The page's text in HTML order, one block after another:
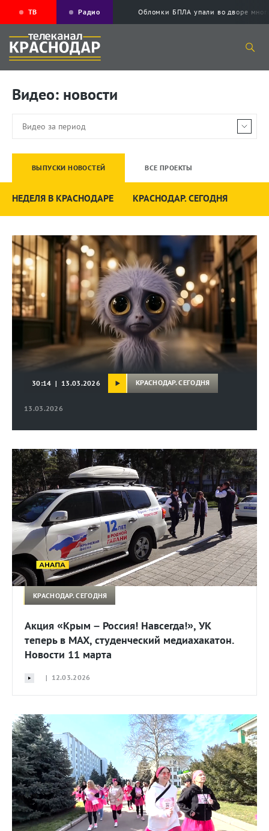
ТВ Радио Обломки БПЛА упали во дворе
Видео: новости
ВЫПУСКИ НОВОСТЕЙ ВСЕ ПРОЕКТЫ
НЕДЕЛЯ В КРАСНОДАРЕ КРАСНОДАР. СЕГОДНЯ
13.03.2026
30:14 | 13.03.2026 КРАСНОДАР. СЕГОДНЯ
КРАСНОДАР. СЕГОДНЯ
Акция «Крым – Россия! Навсегда!», УК
теперь в MAX, студенческий медиахакатон.
Новости 11 марта
| 12.03.2026